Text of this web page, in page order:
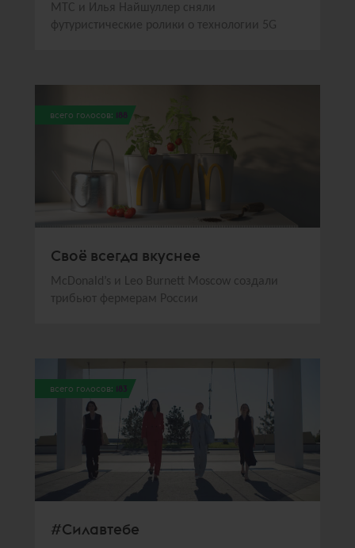
МТС и Илья Найшуллер сняли
футуристические ролики о технологии 5G
всего голосов: 188
Своё всегда вкуснее
McDonald’s и Leo Burnett Moscow создали
трибьют фермерам России
всего голосов: 183
#Силавтебе